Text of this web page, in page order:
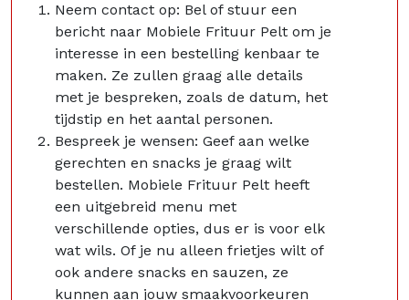
Neem contact op: Bel of stuur een
bericht naar Mobiele Frituur Pelt om je
interesse in een bestelling kenbaar te
maken. Ze zullen graag alle details
met je bespreken, zoals de datum, het
tijdstip en het aantal personen.
Bespreek je wensen: Geef aan welke
gerechten en snacks je graag wilt
bestellen. Mobiele Frituur Pelt heeft
een uitgebreid menu met
verschillende opties, dus er is voor elk
wat wils. Of je nu alleen frietjes wilt of
ook andere snacks en sauzen, ze
kunnen aan jouw smaakvoorkeuren